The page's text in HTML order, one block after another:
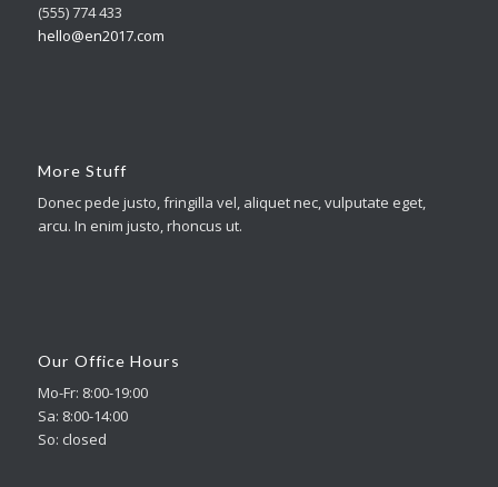
(555) 774 433
hello@en2017.com
More Stuff
Donec pede justo, fringilla vel, aliquet nec, vulputate eget,
arcu. In enim justo, rhoncus ut.
Our Office Hours
Mo-Fr: 8:00-19:00
Sa: 8:00-14:00
So: closed